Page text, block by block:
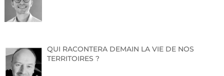
sylvie.mertz@alsace.eu
QUI RACONTERA DEMAIN LA VIE DE NOS
TERRITOIRES ?